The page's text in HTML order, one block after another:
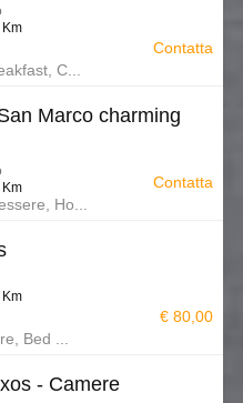
C...
Contatta
Marco charming
Ho...
Contatta
Bed ...
€ 80,00
- Camere